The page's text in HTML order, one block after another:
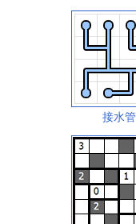
接水管